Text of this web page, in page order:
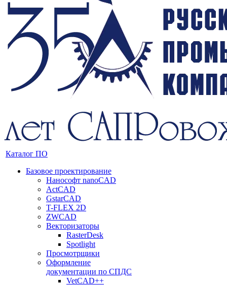
Каталог ПО
Базовое проектирование
Нанософт nanoCAD
ActCAD
GstarCAD
T-FLEX 2D
ZWCAD
Векторизаторы
RasterDesk
Spotlight
Просмотрщики
Оформление
документации по СПДС
VetCAD++